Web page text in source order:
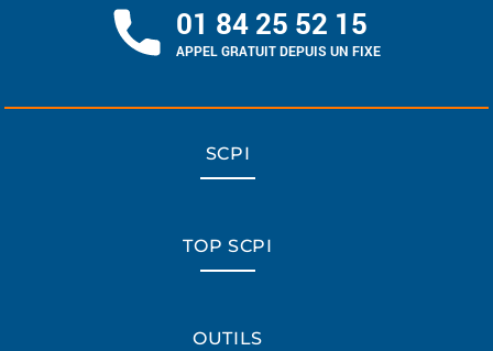
01 84 25 52 15
APPEL GRATUIT DEPUIS UN FIXE
SCPI
TOP SCPI
OUTILS